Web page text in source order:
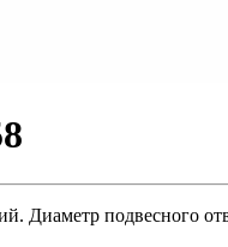
Диаметр подвесного